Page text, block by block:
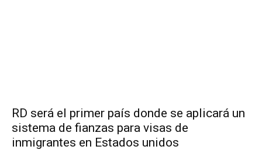
RD será el primer país donde se aplicará un
sistema de fianzas para visas de
inmigrantes en Estados unidos